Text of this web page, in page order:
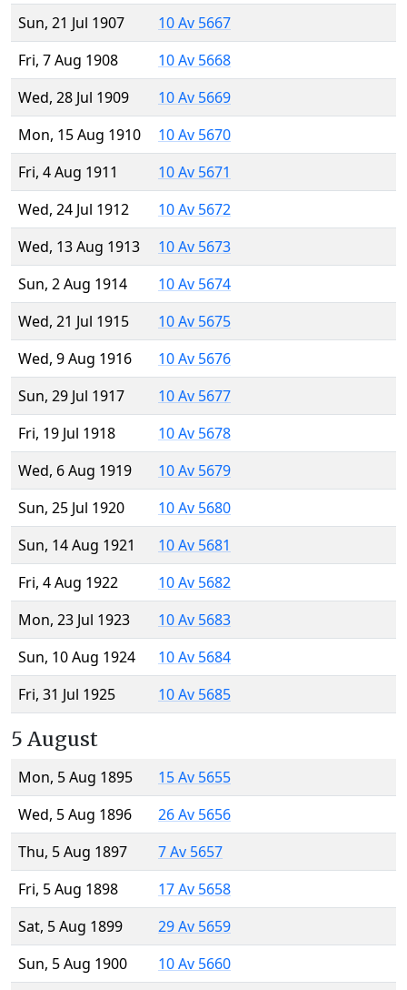
Sun, 21 Jul 1907
10 Av 5667
Fri, 7 Aug 1908
10 Av 5668
Wed, 28 Jul 1909
10 Av 5669
Mon, 15 Aug 1910
10 Av 5670
Fri, 4 Aug 1911
10 Av 5671
Wed, 24 Jul 1912
10 Av 5672
Wed, 13 Aug 1913
10 Av 5673
Sun, 2 Aug 1914
10 Av 5674
Wed, 21 Jul 1915
10 Av 5675
Wed, 9 Aug 1916
10 Av 5676
Sun, 29 Jul 1917
10 Av 5677
Fri, 19 Jul 1918
10 Av 5678
Wed, 6 Aug 1919
10 Av 5679
Sun, 25 Jul 1920
10 Av 5680
Sun, 14 Aug 1921
10 Av 5681
Fri, 4 Aug 1922
10 Av 5682
Mon, 23 Jul 1923
10 Av 5683
Sun, 10 Aug 1924
10 Av 5684
Fri, 31 Jul 1925
10 Av 5685
5 August
Mon, 5 Aug 1895
15 Av 5655
Wed, 5 Aug 1896
26 Av 5656
Thu, 5 Aug 1897
7 Av 5657
Fri, 5 Aug 1898
17 Av 5658
Sat, 5 Aug 1899
29 Av 5659
Sun, 5 Aug 1900
10 Av 5660